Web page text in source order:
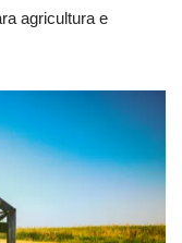
agricultura e